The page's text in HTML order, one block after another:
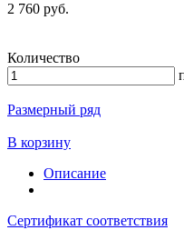
2 760 руб.
Количество
Размерный ряд
В корзину
Описание
Сертификат соответствия